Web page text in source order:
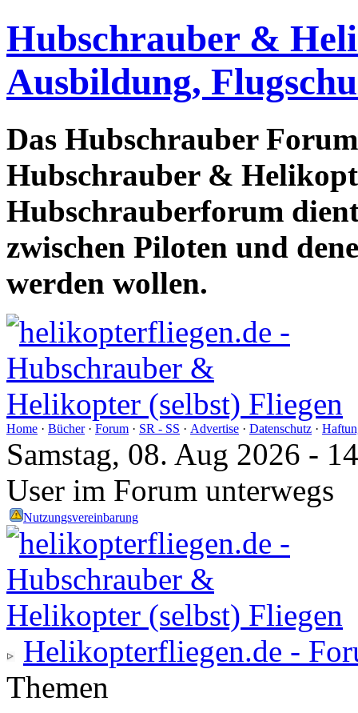
Hubschrauber &
Ausbildung,
Das Hubschrauber
Hubschrauber &
Hubschrauberforum
zwischen Piloten und
werden wollen.
Home · Bücher· Forum · SR - SS · Advertise · Datenschutz ·
Samstag, 08. Aug 2026 -
User im Forum unterwegs
Nutzungsvereinbarung
Helikopterfliegen.de -
Themen